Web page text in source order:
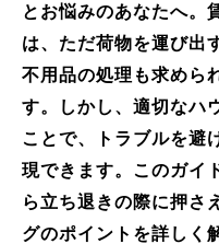
とお悩みのあなたへ。
は、ただ荷物を運び出
不用品の処理も求めら
す。しかし、適切なハ
ことで、トラブルを避
現できます。このガイ
ら立ち退きの際に押さ
グのポイントを詳しく